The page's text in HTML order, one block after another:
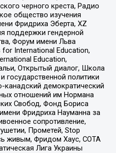
черного креста, Радио
общество изучения
Фридриха Эберта, XZ
поддержки гендерной
Форум имени Льва
International Education,
Education,
Открытый диалог, Школа
политики
канадский демократический
отношений им Нормана
Свобод, Фонд Бориса
Фридриха Науманна за
сопротивление,
Прометей, Stop
живым, Фридом Хаус, СОТА
Лига Украины